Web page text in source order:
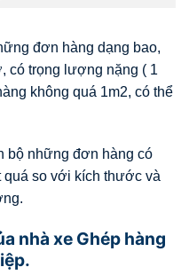
đơn hàng dạng bao,
có trọng lượng nặng ( 1
không quá 1m2, có thể
bộ những đơn hàng có
so với kích thước và
nhà xe Ghép hàng